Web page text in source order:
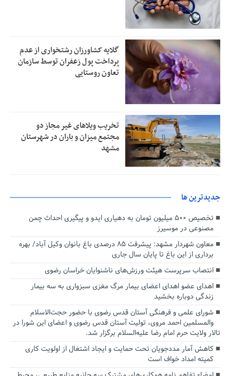
گلایه کشاورزان رشتخواری از عدم
پرداخت پول زعفران توسط سازمان
تعاون روستایی
تخریب ویلاهای غیر مجاز دو
مجتمع میزان و باران در شهرستان
مشهد
جديدترين ها
تخصیص ۵۰۰ میلیون تومان به دهیاری ایدو و پیگیری احداث چمن
مصنوعی در موسیرز
معاون شهردار مشهد: پیشرفت ۸۵ درصدی باغ بانوان وکیل آباد/ بهره
برداری از این باغ تا پایان سال جاری
انتصاب سرپرست هیئت ورزش‌های ناشنوایان خراسان رضوی
اهدای عضو اهدای اعضای بیمار مرگ مغزی سبزواری به سه بیمار
زندگی دوباره بخشید
شورای علمی و فرهنگی آستان قدس رضوی با حضور حجت‌الاسلام
والمسلمین احمد مروی، تولیت آستان قدس رضوی و اعضای این شورا در
تالار ولایت حرم امام رضا علیه‌السلام برگزار شد.
کاهش آمار مددجویان تحت حمایت و ایجاد اشتغال از اولویت کاری
کمیته امداد خواف است